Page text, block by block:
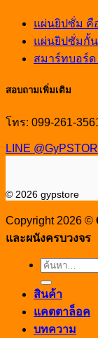
แผ่นยิปซั่ม คื
แผ่นยิปซั่มกั้
สมาร์ทบอร์ด
สอบถามเพิ่มเติม
โทร: 099-261-
LINE
© 2026 gypstore
Copyright 2026 ©
และผนังครบวงจร
ค้นหา:
สินค้า
แคตตาล็อค
บทความ